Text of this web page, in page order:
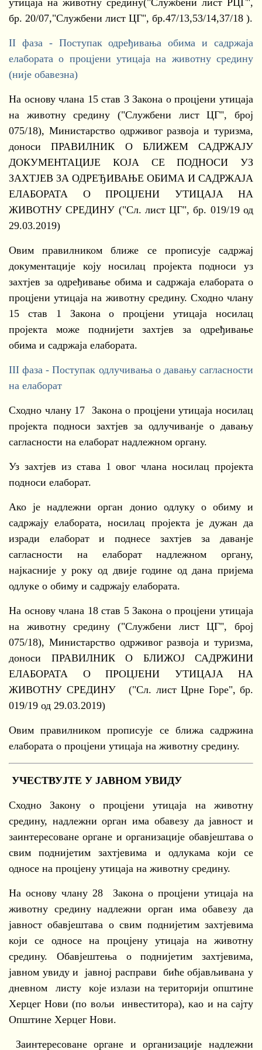
утицаја на животну средину("Службени лист РЦГ",
бр. 20/07,"Службени лист ЦГ", бр.47/13,53/14,37/18 ).
II фаза - Поступак одређивања обима и садржаја
елабората о процјени утицаја на животну средину
(није обавезна)
На основу члана 15 став 3 Закона о процјени утицаја
на животну средину ("Службени лист ЦГ", број
075/18), Министарство одрживог развоја и туризма,
доноси ПРАВИЛНИК О БЛИЖЕМ САДРЖАЈУ
ДОКУМЕНТАЦИЈЕ КОЈА СЕ ПОДНОСИ УЗ
ЗАХТЈЕВ ЗА ОДРЕЂИВАЊЕ ОБИМА И САДРЖАЈА
ЕЛАБОРАТА О ПРОЦЈЕНИ УТИЦАЈА НА
ЖИВОТНУ СРЕДИНУ ("Сл. лист ЦГ", бр. 019/19 од
29.03.2019)
Овим правилником ближе се прописује садржај
документације коју носилац пројекта подноси уз
захтјев за одређивање обима и садржаја елабората о
процјени утицаја на животну средину. Сходно члану
15 став 1 Закона о процјени утицаја носилац
пројекта може поднијети захтјев за одређивање
обима и садржаја елабората.
III фаза - Поступак одлучивања о давању сагласности
на елаборат
Сходно члану 17 Закона о процјени утицаја носилац
пројекта подноси захтјев за одлучиванје о давању
сагласности на елаборат надлежном органу.
Уз захтјев из става 1 овог члана носилац пројекта
подноси елаборат.
Ако је надлежни орган донио одлуку о обиму и
садржају елабората, носилац пројекта је дужан да
изради елаборат и поднесе захтјев за даванје
сагласности на елаборат надлежном органу,
најкасније у року од двије године од дана пријема
одлуке о обиму и садржају елабората.
На основу члана 18 став 5 Закона о процјени утицаја
на животну средину ("Службени лист ЦГ", број
075/18), Министарство одрживог развоја и туризма,
доноси ПРАВИЛНИК О БЛИЖОЈ САДРЖИНИ
ЕЛАБОРАТА О ПРОЦЈЕНИ УТИЦАЈА НА
ЖИВОТНУ СРЕДИНУ ("Сл. лист Црне Горе", бр.
019/19 од 29.03.2019)
Овим правилником прописује се ближа садржина
елабората о процјени утицаја на животну средину.
УЧЕСТВУЈТЕ У ЈАВНОМ УВИДУ
Сходно Закону о процјени утицаја на животну
средину, надлежни орган има обавезу да јавност и
заинтересоване органе и организације обавјештава о
свим поднијетим захтјевима и одлукама који се
односе на процјену утицаја на животну средину.
На основу члану 28 Закона о процјени утицаја на
животну средину надлежни орган има обавезу да
јавност обавјештава о свим поднијетим захтјевима
који се односе на процјену утицаја на животну
средину. Обавјештења о поднијетим захтјевима,
јавном увиду и јавној расправи биће објављивана у
дневном листу које излази на територији општине
Херцег Нови (по вољи инвеститора), као и на сајту
Општине Херцег Нови.
Заинтересоване органе и организације надлежни